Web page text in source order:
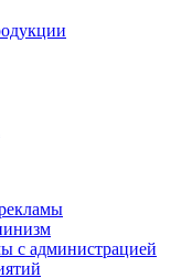
с администрацией